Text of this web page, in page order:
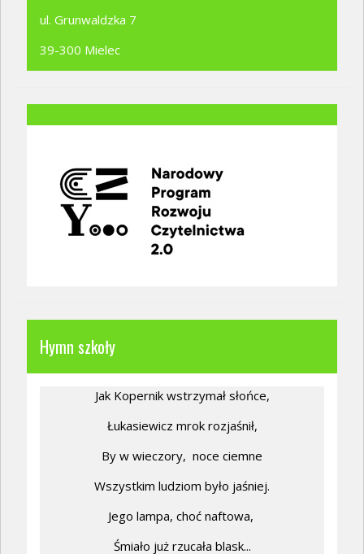
ul. Grunwaldzka 7
39-300 Mielec
Hymn szkoły
Jak Kopernik wstrzymał słońce,
Łukasiewicz mrok rozjaśnił,
By w wieczory, noce ciemne
Wszystkim ludziom było jaśniej.
Jego lampa, choć naftowa,
Śmiało już rzucała blask...